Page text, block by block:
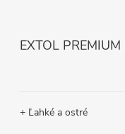
+ Ľahké a ostré